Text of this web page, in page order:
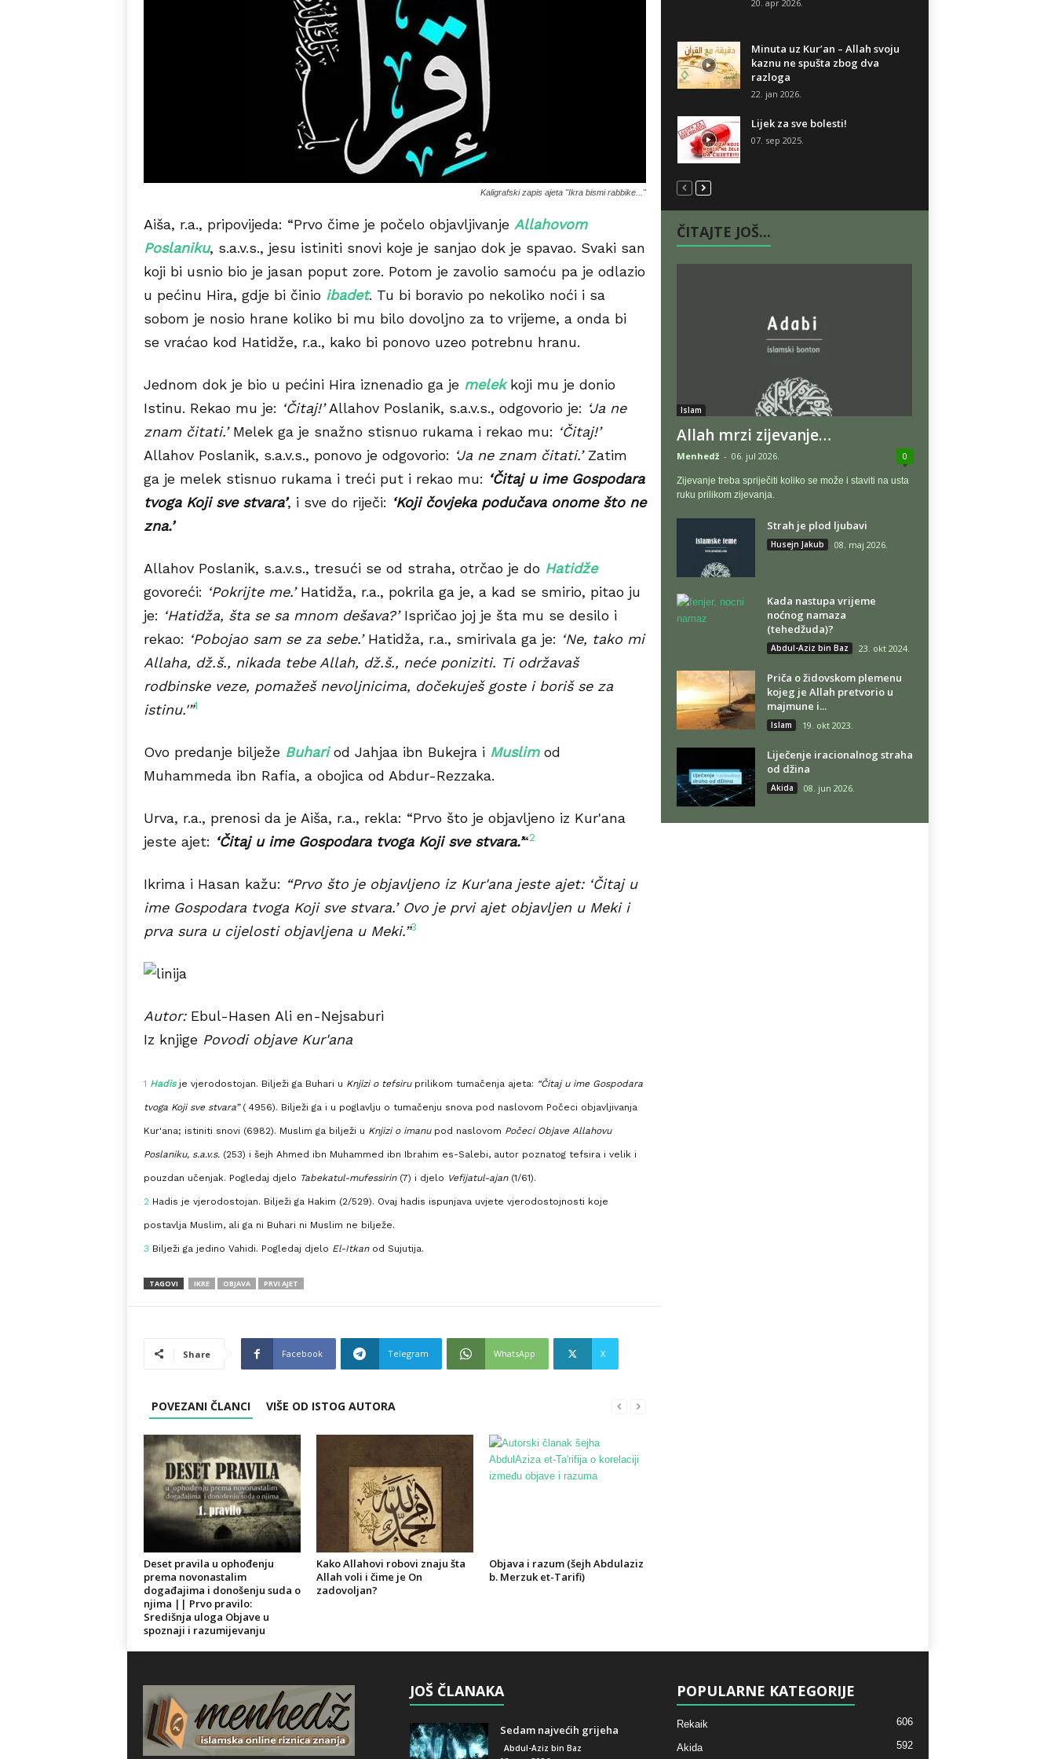
Kaligrafski zapis ajeta "Ikra bismi rabbike..."
Aiša, r.a., pripovijeda: “Prvo čime je počelo objavljivanje Allahovom
Poslaniku, s.a.v.s., jesu istiniti snovi koje je sanjao dok je spavao. Svaki san
koji bi usnio bio je jasan poput zore. Potom je zavolio samoću pa je odlazio
u pećinu Hira, gdje bi činio ibadet. Tu bi boravio po nekoliko noći i sa
sobom je nosio hrane koliko bi mu bilo dovoljno za to vrijeme, a onda bi
se vraćao kod Hatidže, r.a., kako bi ponovo uzeo potrebnu hranu.
Jednom dok je bio u pećini Hira iznenadio ga je melek koji mu je donio
Istinu. Rekao mu je: ‘Čitaj!’Allahov Poslanik, s.a.v.s., odgovorio je: ‘Ja ne
znam čitati.’Melek ga je snažno stisnuo rukama i rekao mu: ‘Čitaj!’
Allahov Poslanik, s.a.v.s., ponovo je odgovorio: ‘Ja ne znam čitati.’Zatim
ga je melek stisnuo rukama i treći put i rekao mu: ‘Čitaj u ime Gospodara
tvoga Koji sve stvara’, i sve do riječi: ‘Koji čovjeka podučava onome što ne
zna.’
Allahov Poslanik, s.a.v.s., tresući se od straha, otrčao je do Hatidže
govoreći: ‘Pokrijte me.’Hatidža, r.a., pokrila ga je, a kad se smirio, pitao ju
je: ‘Hatidža, šta se sa mnom dešava?’Ispričao joj je šta mu se desilo i
rekao: ‘Pobojao sam se za sebe.’Hatidža, r.a., smirivala ga je: ‘Ne, tako mi
Allaha, dž.š., nikada tebe Allah, dž.š., neće poniziti. Ti održavaš
rodbinske veze, pomažeš nevoljnicima, dočekuješ goste i boriš se za
istinu.'”1
Ovo predanje bilježe Buhari od Jahjaa ibn Bukejra i Muslim od
Muhammeda ibn Rafia, a obojica od Abdur-Rezzaka.
Urva, r.a., prenosi da je Aiša, r.a., rekla: “Prvo što je objavljeno iz Kur'ana
jeste ajet: ‘Čitaj u ime Gospodara tvoga Koji sve stvara.’“2
Ikrima i Hasan kažu: “Prvo što je objavljeno iz Kur'ana jeste ajet: ‘Čitaj u
ime Gospodara tvoga Koji sve stvara.’ Ovo je prvi ajet objavljen u Meki i
prva sura u cijelosti objavljena u Meki.”3
Autor: Ebul-Hasen Ali en-Nejsaburi
Iz knjige Povodi objave Kur'ana
1 Hadis je vjerodostojan. Bilježi ga Buhari u Knjizi o tefsiruprilikom tumačenja ajeta: “Čitaj u ime Gospodara
tvoga Koji sve stvara”( 4956). Bilježi ga i u poglavlju o tumačenju snova pod naslovom Počeci objavljivanja
Kur'ana; istiniti snovi (6982). Muslim ga bilježi u Knjizi o imanupod naslovom Počeci Objave Allahovu
Poslaniku, s.a.v.s.(253) i šejh Ahmed ibn Muhammed ibn Ibrahim es-Salebi, autor poznatog tefsira i velik i
pouzdan učenjak. Pogledaj djelo Tabekatul-mufessirin(7) i djelo Vefijatul-ajan(1/61).
2Hadis je vjerodostojan. Bilježi ga Hakim (2/529). Ovaj hadis ispunjava uvjete vjerodostojnosti koje
postavlja Muslim, ali ga ni Buhari ni Muslim ne bilježe.
3 Bilježi ga jedino Vahidi. Pogledaj djelo El-Itkanod Sujutija.
TAGOVI IKRE OBJAVA PRVI AJET
Share Facebook Telegram WhatsApp X
POVEZANI ČLANCI VIŠE OD ISTOG AUTORA
Deset pravila u ophođenju
prema novonastalim
događajima i donošenju suda o
njima || Prvo pravilo:
Središnja uloga Objave u
spoznaji i razumijevanju
Kako Allahovi robovi znaju šta
Allah voli i čime je On
zadovoljan?
Objava i razum (šejh Abdulaziz
b. Merzuk et-Tarifi)
20. apr 2026.
Minuta uz Kur’an – Allah svoju
kaznu ne spušta zbog dva
razloga
22. jan 2026.
Lijek za sve bolesti!
07. sep 2025.
ČITAJTE JOŠ...
Islam
Allah mrzi zijevanje…
Menhedž - 06. jul 2026. 0
Zijevanje treba spriječiti koliko se može i staviti na usta
ruku prilikom zijevanja.
Strah je plod ljubavi
Husejn Jakub 08. maj 2026.
Kada nastupa vrijeme
noćnog namaza
(tehedžuda)?
Abdul-Aziz bin Baz 23. okt 2024.
Priča o židovskom plemenu
kojeg je Allah pretvorio u
majmune i...
Islam 19. okt 2023.
Liječenje iracionalnog straha
od džina
Akida 08. jun 2026.
JOŠ ČLANAKA
Sedam najvećih grijeha
Abdul-Aziz bin Baz
POPULARNE KATEGORIJE
Rekaik 606
Akida 592